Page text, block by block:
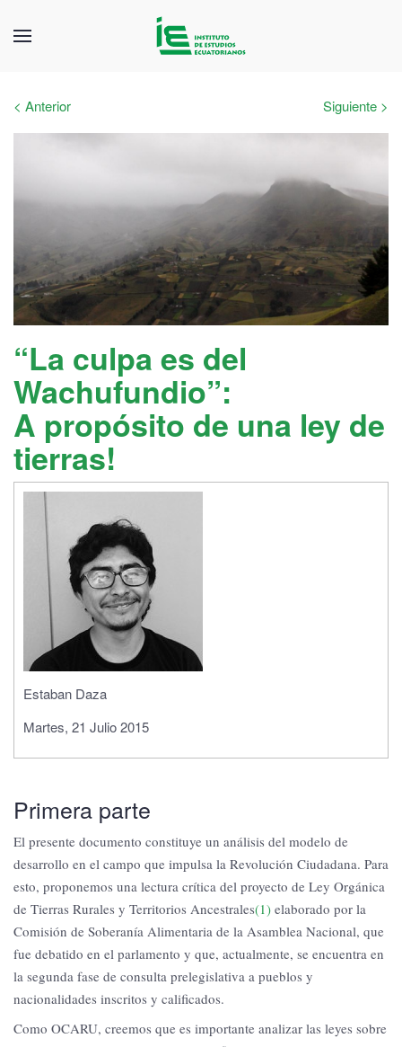
< Anterior Siguiente >
“La culpa es del
Wachufundio”:
A propósito de una ley de
tierras!
Estaban Daza
Martes, 21 Julio 2015
Primera parte
El presente documento constituye un análisis del modelo de
desarrollo en el campo que impulsa la Revolución Ciudadana. Para
esto, proponemos una lectura crítica del proyecto de Ley Orgánica
de Tierras Rurales y Territorios Ancestrales(1) elaborado por la
Comisión de Soberanía Alimentaria de la Asamblea Nacional, que
fue debatido en el parlamento y que, actualmente, se encuentra en
la segunda fase de consulta prelegislativa a pueblos y
nacionalidades inscritos y calificados.
Como OCARU, creemos que es importante analizar las leyes sobre